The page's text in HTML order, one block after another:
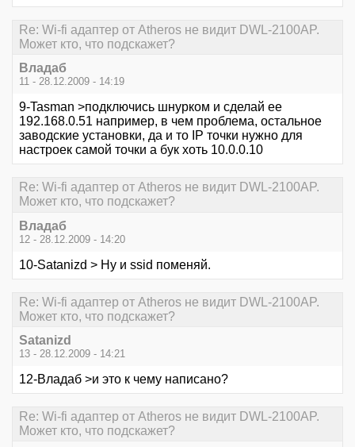
Re: Wi-fi адаптер от Atheros не видит DWL-2100AP.
Может кто, что подскажет?
Владаб
11 - 28.12.2009 - 14:19
9-Tasman >подключись шнурком и сделай ее
192.168.0.51 например, в чем проблема, остальное
заводские установки, да и то IP точки нужно для
настроек самой точки а бук хоть 10.0.0.10
Re: Wi-fi адаптер от Atheros не видит DWL-2100AP.
Может кто, что подскажет?
Владаб
12 - 28.12.2009 - 14:20
10-Satanizd > Ну и ssid поменяй.
Re: Wi-fi адаптер от Atheros не видит DWL-2100AP.
Может кто, что подскажет?
Satanizd
13 - 28.12.2009 - 14:21
12-Владаб >и это к чему написано?
Re: Wi-fi адаптер от Atheros не видит DWL-2100AP.
Может кто, что подскажет?